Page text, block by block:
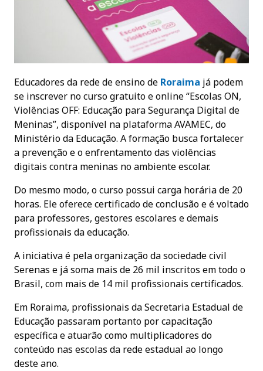
Educadores da rede de ensino de Roraima já podem
se inscrever no curso gratuito e online “Escolas ON,
Violências OFF: Educação para Segurança Digital de
Meninas”, disponível na plataforma AVAMEC, do
Ministério da Educação. A formação busca fortalecer
a prevenção e o enfrentamento das violências
digitais contra meninas no ambiente escolar.
Do mesmo modo, o curso possui carga horária de 20
horas. Ele oferece certificado de conclusão e é voltado
para professores, gestores escolares e demais
profissionais da educação.
A iniciativa é pela organização da sociedade civil
Serenas e já soma mais de 26 mil inscritos em todo o
Brasil, com mais de 14 mil profissionais certificados.
Em Roraima, profissionais da Secretaria Estadual de
Educação passaram portanto por capacitação
específica e atuarão como multiplicadores do
conteúdo nas escolas da rede estadual ao longo
deste ano.